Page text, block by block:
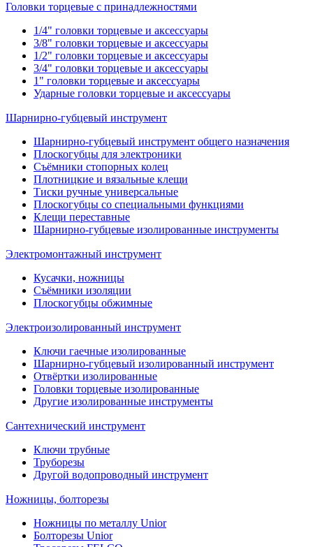
Головки торцевые с принадлежностями
1/4" головки торцевые и аксессуары
3/8" головки торцевые и аксессуары
1/2" головки торцевые и аксессуары
3/4" головки торцевые и аксессуары
1" головки торцевые и аксессуары
Ударные головки торцевые и аксессуары
Шарнирно-губцевый инструмент
Шарнирно-губцевый инструмент общего назначения
Плоскогубцы для электроники
Съёмники стопорных колец
Плотницкие и вязальные клещи
Тиски ручные универсальные
Плоскогубцы со специальными функциями
Клещи переставные
Шарнирно-губцевые изолированные инструменты
Электромонтажный инструмент
Кусачки, ножницы
Съёмники изоляции
Плоскогубцы обжимные
Электроизолированный инструмент
Ключи гаечные изолированные
Шарнирно-губцевый изолированный инструмент
Отвёртки изолированные
Головки торцевые изолированные
Другие изолированные инструменты
Сантехнический инструмент
Ключи трубные
Труборезы
Другой водопроводный инструмент
Ножницы, болторезы
Ножницы по металлу Unior
Болторезы Unior